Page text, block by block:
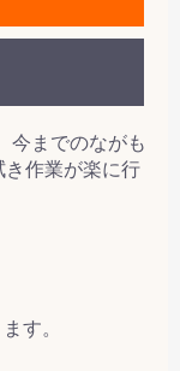
今までのながも
き作業が楽に行
す。